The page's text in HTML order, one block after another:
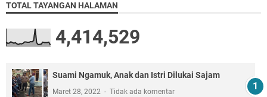
TOTAL TAYANGAN HALAMAN
4,414,529
Suami Ngamuk, Anak dan Istri Dilukai Sajam
Maret 28, 2022 Tidak ada komentar